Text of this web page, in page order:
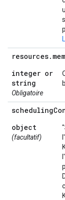
resources.
integer or
string
Obligatoire
scheduling
object
(facultatif)